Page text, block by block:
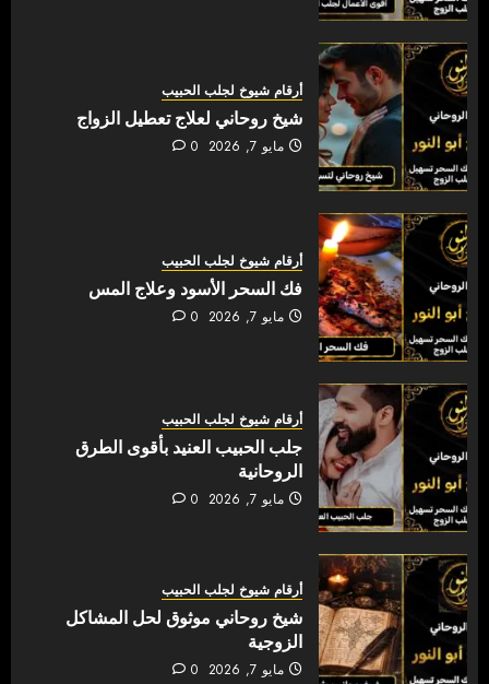
أرقام شيوخ لجلب الحبيب
شيخ روحاني لعلاج تعطيل الزواج
مايو 7, 2026 0
أرقام شيوخ لجلب الحبيب
فك السحر الأسود وعلاج المس
مايو 7, 2026 0
أرقام شيوخ لجلب الحبيب
جلب الحبيب العنيد بأقوى الطرق
الروحانية
مايو 7, 2026 0
أرقام شيوخ لجلب الحبيب
شيخ روحاني موثوق لحل المشاكل
الزوجية
مايو 7, 2026 0